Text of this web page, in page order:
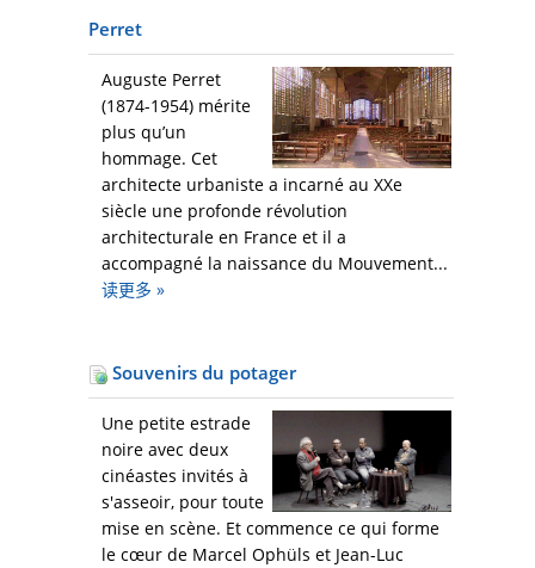
Perret
Auguste Perret
(1874-1954) mérite
plus qu’un
hommage. Cet
architecte urbaniste a incarné au XXe
siècle une profonde révolution
architecturale en France et il a
accompagné la naissance du Mouvement...
读更多 »
Souvenirs du potager
Une petite estrade
noire avec deux
cinéastes invités à
s'asseoir, pour toute
mise en scène. Et commence ce qui forme
le cœur de Marcel Ophüls et Jean-Luc